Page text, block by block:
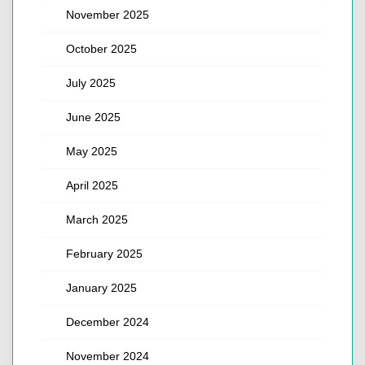
November 2025
October 2025
July 2025
June 2025
May 2025
April 2025
March 2025
February 2025
January 2025
December 2024
November 2024